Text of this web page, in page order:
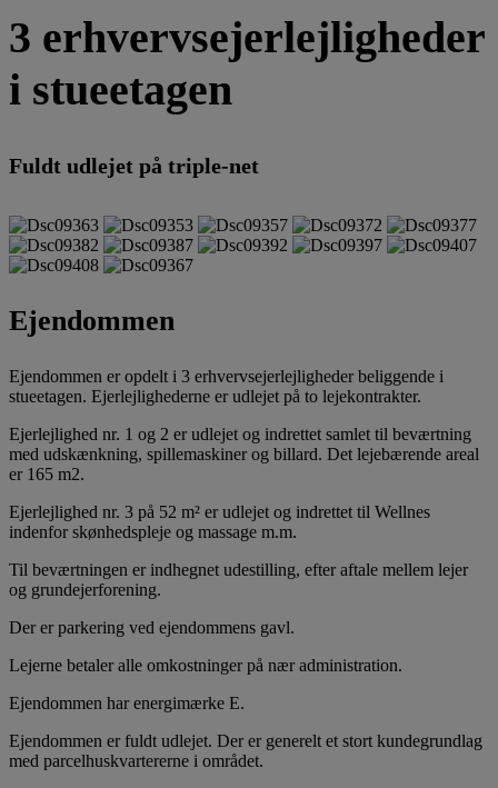
3 erhvervsejerlejligheder
i stueetagen
Fuldt udlejet på triple-net
Ejendommen
Ejendommen er opdelt i 3 erhvervsejerlejligheder beliggende i
stueetagen. Ejerlejlighederne er udlejet på to lejekontrakter.
Ejerlejlighed nr. 1 og 2 er udlejet og indrettet samlet til beværtning
med udskænkning, spillemaskiner og billard. Det lejebærende areal
er 165 m2.
Ejerlejlighed nr. 3 på 52 m² er udlejet og indrettet til Wellnes
indenfor skønhedspleje og massage m.m.
Til beværtningen er indhegnet udestilling, efter aftale mellem lejer
og grundejerforening.
Der er parkering ved ejendommens gavl.
Lejerne betaler alle omkostninger på nær administration.
Ejendommen har energimærke E.
Ejendommen er fuldt udlejet. Der er generelt et stort kundegrundlag
med parcelhuskvartererne i området.